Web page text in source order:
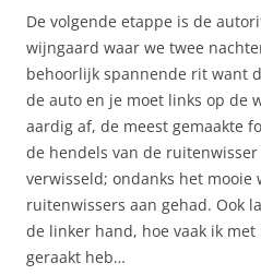
De volgende etappe is de
wijngaard waar we twee
behoorlijk spannende rit want
de auto en je moet links op de
aardig af, de meest gemaakte
de hendels van de
verwisseld; ondanks het mooie
ruitenwissers aan gehad. Ook
de linker hand, hoe vaak ik
geraakt heb…